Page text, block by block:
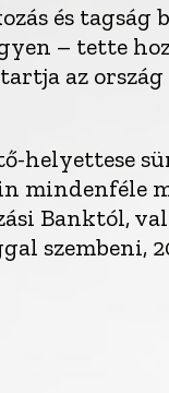
és tagság
– tette
az ország
helyettese
mindenféle
Banktól,
szembeni,